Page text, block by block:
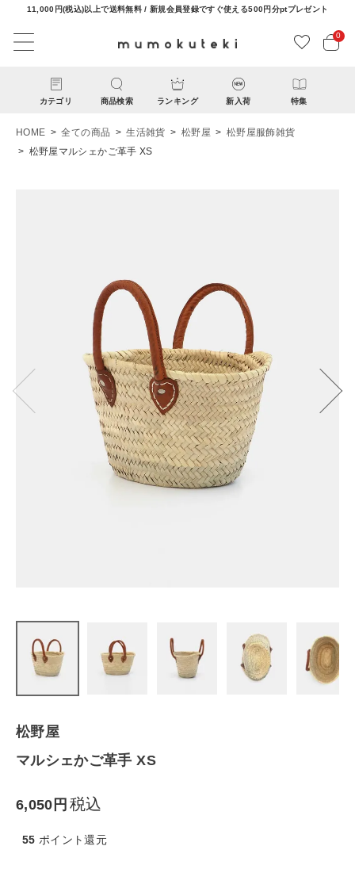
11,000円(税込)以上で送料無料 / 新規会員登録ですぐ使える500円分ptプレゼント
0
カテゴリ 商品検索 ランキング 新入荷 特集
ようこそ ゲスト 様
新規会員登録
ファッション雑貨
食品
ギフト
HOME 全ての商品 生活雑貨 松野屋
松野屋服飾雑貨
松野屋マルシェかご革手 XS
松野屋
マルシェかご革手 XS
6,050 税込
55 ポイント還元